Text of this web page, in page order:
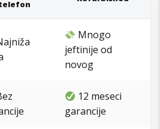
Mnogo
jeftinije od
novog
12 meseci
garancije